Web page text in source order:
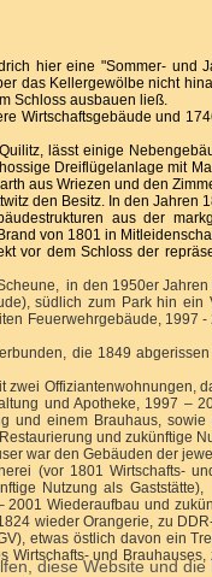
hier eine "Sommer- und
das Kellergewölbe nicht
Schloss ausbauen ließ.
Wirtschaftsgebäude und
lässt einige
Dreiflügelanlage mit
aus Wriezen und den
den Besitz. In den Jahren
aus der
von 1801 in
vor dem Schloss der
in den 1950er
südlich zum Park hin
Feuerwehrgebäude, 1997
die 1849
Offiziantenwohnungen,
und Apotheke, 1997 –
und einem Brauhaus,
und zukünftige
war den Gebäuden der
(vor 1801 Wirtschafts-
Nutzung als
Wiederaufbau und
wieder Orangerie, zu
etwas östlich davon ein
und
diese Website und